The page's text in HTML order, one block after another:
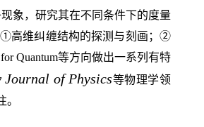
象，研究其在不同条件下的度量
①高维纠缠结构的探测与刻画；②
for Quantum等方向做出一系列有特
Journal of Physics等物理学领